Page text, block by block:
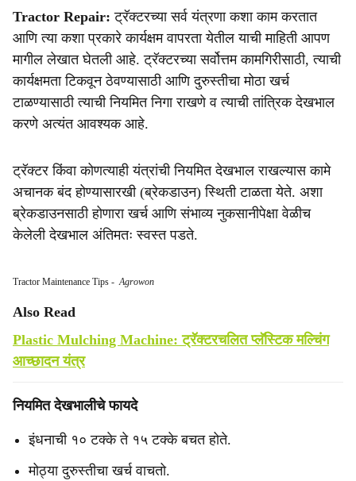
a
r
e
Tractor Repair: ट्रॅक्टरच्या सर्व यंत्रणा कशा काम करतात
आणि त्या कशा प्रकारे कार्यक्षम वापरता येतील याची माहिती आपण
मागील लेखात घेतली आहे. ट्रॅक्टरच्या सर्वोत्तम कामगिरीसाठी, त्याची
कार्यक्षमता टिकवून ठेवण्यासाठी आणि दुरुस्तीचा मोठा खर्च
टाळण्यासाठी त्याची नियमित निगा राखणे व त्याची तांत्रिक देखभाल
करणे अत्यंत आवश्यक आहे.
ट्रॅक्टर किंवा कोणत्याही यंत्रांची नियमित देखभाल राखल्यास कामे
अचानक बंद होण्यासारखी (ब्रेकडाउन) स्थिती टाळता येते. अशा
ब्रेकडाउनसाठी होणारा खर्च आणि संभाव्य नुकसानीपेक्षा वेळीच
केलेली देखभाल अंतिमतः स्वस्त पडते.
Tractor Maintenance Tips -Agrowon
Also Read
Plastic Mulching Machine: ट्रॅक्टरचलित प्लॅस्टिक मल्चिंग
आच्छादन यंत्र
नियमित देखभालीचे फायदे
इंधनाची १० टक्के ते १५ टक्के बचत होते.
मोठ्या दुरुस्तीचा खर्च वाचतो.